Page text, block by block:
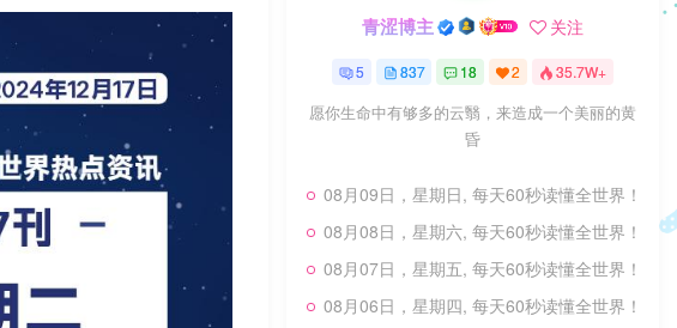
青涩博主 关注
5 837 18 2 35.7W+
愿你生命中有够多的云翳，来造成一个美丽的黄
昏
08月09日，星期日, 每天60秒读懂全世界！
08月08日，星期六, 每天60秒读懂全世界！
08月07日，星期五, 每天60秒读懂全世界！
08月06日，星期四, 每天60秒读懂全世界！